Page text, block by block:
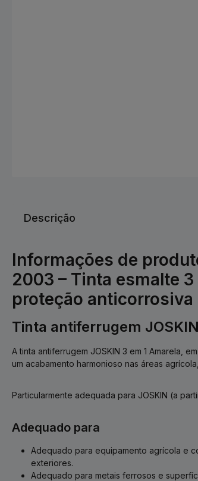
Descrição
Informações de
2003 – Tinta esmalte
proteção anticorrosiva
Tinta antiferrugem
A tinta antiferrugem JOSKIN 3 em 1 Amarela,
um acabamento harmonioso nas áreas
Particularmente adequada para JOSKIN (a
Adequado para
Adequado para equipamento agrícola e
exteriores.
Adequado para metais ferrosos e